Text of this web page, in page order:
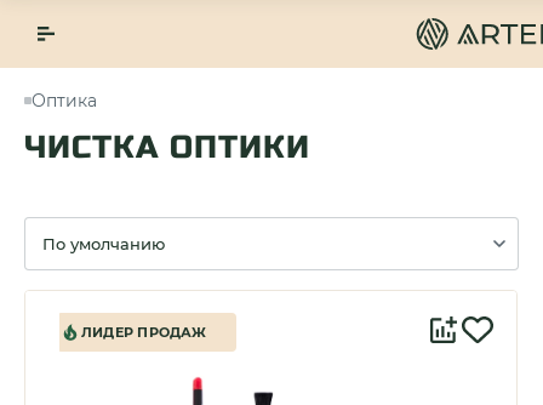
Оптика
ЧИСТКА ОПТИКИ
Сортировка
ЛИДЕР ПРОДАЖ